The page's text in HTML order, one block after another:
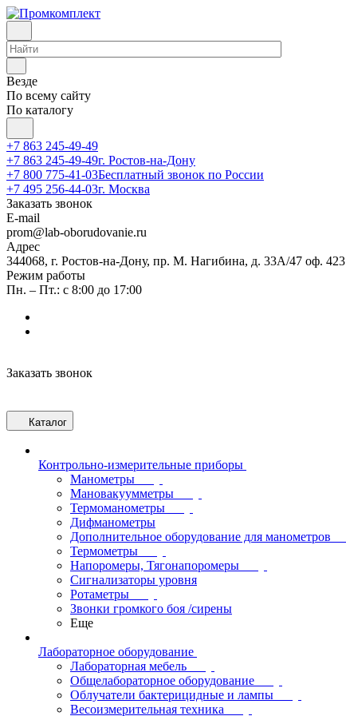
Везде
По всему сайту
По каталогу
+7 863 245-49-49
+7 863 245-49-49г. Ростов-на-Дону
+7 800 775-41-03Бесплатный звонок по России
+7 495 256-44-03г. Москва
Заказать звонок
E-mail
prom@lab-oborudovanie.ru
Адрес
344068, г. Ростов-на-Дону, пр. М. Нагибина, д. 33А/47 оф. 423
Режим работы
Пн. – Пт.: с 8:00 до 17:00
Заказать звонок
Каталог
Контрольно-измерительные приборы
Манометры
Мановакуумметры
Термоманометры
Дифманометры
Дополнительное оборудование для манометров
Термометры
Напоромеры, Тягонапоромеры
Сигнализаторы уровня
Ротаметры
Звонки громкого боя /сирены
Еще
Лабораторное оборудование
Лабораторная мебель
Общелабораторное оборудование
Облучатели бактерицидные и лампы
Весоизмерительная техника